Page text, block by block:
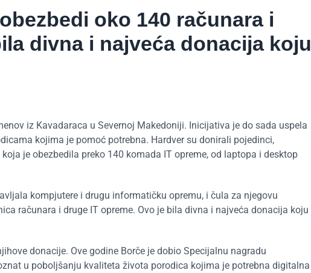
oko 140 računara i
divna i najveća donacija koju
iz Kavadaraca u Severnoj Makedoniji. Inicijativa je do sada uspela
kojima je pomoć potrebna. Hardver su donirali pojedinci,
je obezbedila preko 140 komada IT opreme, od laptopa i desktop
kompjutere i drugu informatičku opremu, i čula za njegovu
računara i druge IT opreme. Ovo je bila divna i najveća donacija koju
donacije. Ove godine Borče je dobio Specijalnu nagradu
u poboljšanju kvaliteta života porodica kojima je potrebna digitalna